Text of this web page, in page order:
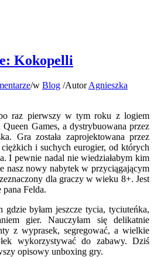
Kokopelli
/w Blog /AutorAgnieszka
raz pierwszy w tym roku z logiem
Games, a dystrybuowana przez
Gra została zaprojektowana przez
i suchych eurogier, od których
I pewnie nadal nie wiedziałabym kim
nasz nowy nabytek w przyciągającym
dla graczy w wieku 8+. Jest
pana Felda.
gdzie byłam jeszcze tycia, tyciuteńka,
gier. Nauczyłam się delikatnie
z wyprasek, segregować, a wielkie
wykorzystywać do zabawy. Dziś
opisowy unboxing gry.